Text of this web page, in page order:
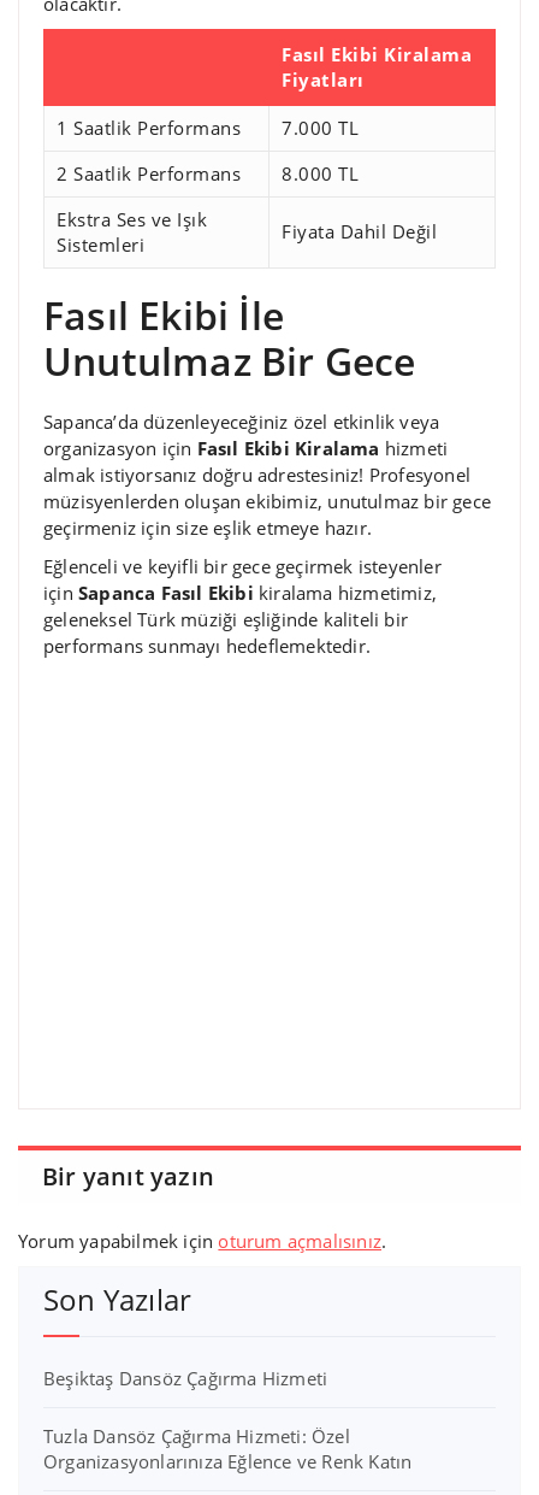
Fasıl Ekibi Kiralama
Fiyatları
1 Saatlik Performans
7.000 TL
2 Saatlik Performans
8.000 TL
Ekstra Ses ve Işık
Sistemleri
Fiyata Dahil Değil
Fasıl Ekibi İle
Unutulmaz Bir Gece
Sapanca’da düzenleyeceğiniz özel etkinlik veya
organizasyon için Fasıl Ekibi Kiralama hizmeti
almak istiyorsanız doğru adrestesiniz! Profesyonel
müzisyenlerden oluşan ekibimiz, unutulmaz bir gece
geçirmeniz için size eşlik etmeye hazır.
Eğlenceli ve keyifli bir gece geçirmek isteyenler
için Sapanca Fasıl Ekibi kiralama hizmetimiz,
geleneksel Türk müziği eşliğinde kaliteli bir
performans sunmayı hedeflemektedir.
Bir yanıt yazın
Yorum yapabilmek için oturum açmalısınız.
Son Yazılar
Beşiktaş Dansöz Çağırma Hizmeti
Tuzla Dansöz Çağırma Hizmeti: Özel
Organizasyonlarınıza Eğlence ve Renk Katın